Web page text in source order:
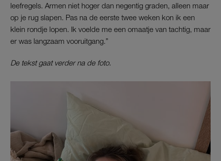
leefregels. Armen niet hoger dan negentig graden, alleen maar
op je rug slapen. Pas na de eerste twee weken kon ik een
klein rondje lopen. Ik voelde me een omaatje van tachtig, maar
er was langzaam vooruitgang.”
De tekst gaat verder na de foto.